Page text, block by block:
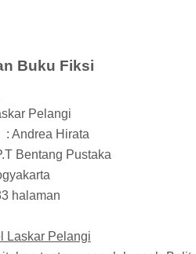
Buku Fiksi
Pelangi
: Andrea Hirata
Bentang Pustaka
halaman
Laskar Pelangi